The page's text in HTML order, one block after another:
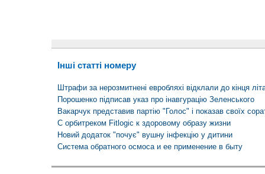
Інші статті номеру
Штрафи за нерозмитнені евробляхі відклали до кінця
Порошенко підписав указ про інавгурацію Зеленського
Вакарчук представив партію "Голос" і показав своїх
С орбитреком Fitlogic к здоровому образу жизни
Новий додаток "почує" вушну інфекцію у дитини
Cистема обратного осмоса и ее применение в быту